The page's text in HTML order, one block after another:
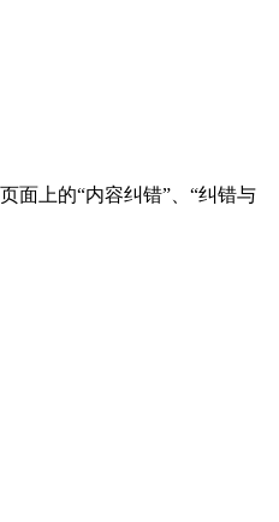
面上的“内容纠错”、“纠错与